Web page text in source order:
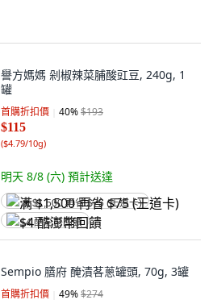
譽方媽媽 剁椒辣菜脯酸豇豆, 240g, 1
罐
首購折扣價 40%$193
$115
($4.79/10g)
明天 8/8 (六) 預計送達
满 $1,500 再省 $75 (王道卡)
$4 酷澎幣回饋
Sempio 膳府 醃漬茖蔥罐頭, 70g, 3罐
首購折扣價 49%$274